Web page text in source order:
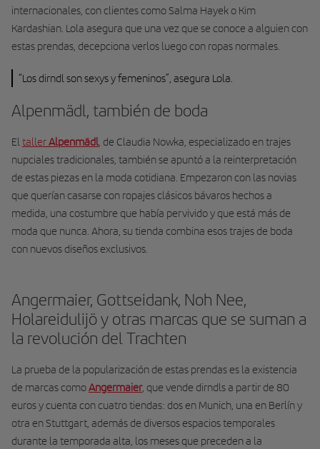
internacionales, con clientes como Salma Hayek o Kim
Kardashian. Lola asegura que una vez que se conoce a alguien con
estas prendas, decepciona verlos luego con ropas normales.
“Los dirndl son sexys y femeninos”, asegura Lola.
Alpenmädl, también de boda
El tallerAlpenmädl , de Claudia Nowka, especializado en trajes
nupciales tradicionales, también se apuntó a la reinterpretación
de estas piezas en la moda cotidiana. Empezaron con las novias
que querían casarse con ropajes clásicos bávaros hechos a
medida, una costumbre que había pervivido y que está más de
moda que nunca. Ahora, su tienda combina esos trajes de boda
con nuevos diseños exclusivos.
Angermaier, Gottseidank, Noh Nee,
Holareidulijö y otras marcas que se suman a
la revolución del Trachten
La prueba de la popularización de estas prendas es la existencia
de marcas comoAngermaier, que vende dirndls a partir de 80
euros y cuenta con cuatro tiendas: dos en Munich, una en Berlín y
otra en Stuttgart, además de diversos espacios temporales
durante la temporada alta, los meses que preceden a la